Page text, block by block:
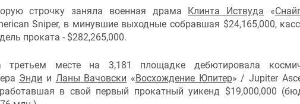
строчку заняла военная драма Клинта Иствуда «
Sniper, в минувшие выходные собравшая $24,165,000,
проката - $282,265,000.
третьем месте на 3,181 площадке дебютировала
Энди и Ланы Вачовски «Восхождение Юпитер» / Jupiter
в свой первый прокатный уикенд $19,000,000